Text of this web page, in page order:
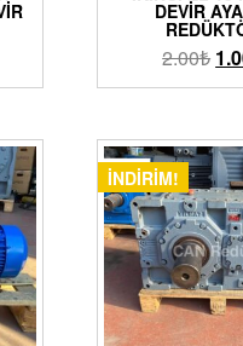
DEVIR
2.00₺
İNDIRIM!